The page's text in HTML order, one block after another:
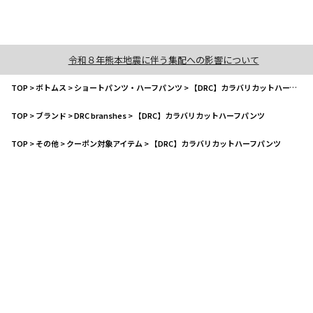
令和８年熊本地震に伴う集配への影響について
TOP>ボトムス >ショートパンツ・ハーフパンツ > 【DRC】カラバリカットハーフパンツ
TOP>ブランド >DRC branshes> 【DRC】カラバリカットハーフパンツ
TOP>その他>クーポン対象アイテム > 【DRC】カラバリカットハーフパンツ